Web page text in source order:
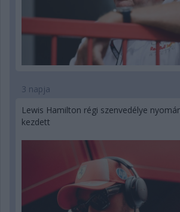
3 napja
Lewis Hamilton régi szenvedélye
kezdett